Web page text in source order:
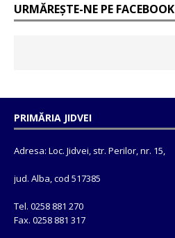
URMĂREȘTE-NE PE FACEBOOK
PRIMĂRIA JIDVEI
Adresa: Loc. Jidvei, str. Perilor, nr. 15,
jud. Alba, cod 517385
Tel. 0258 881 270
Fax. 0258 881 317